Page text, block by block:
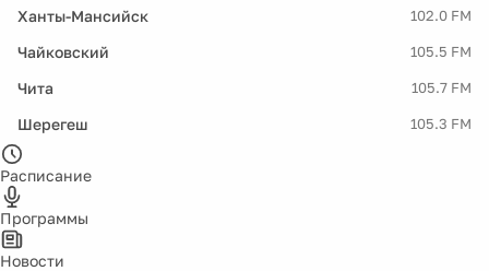
Ханты-Мансийск 102.0 FM
Чайковский 105.5 FM
Чита 105.7 FM
Шерегеш 105.3 FM
Расписание
Программы
Новости